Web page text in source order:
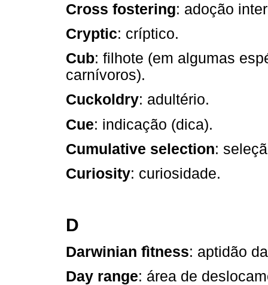
Cross fostering: adoção
Cryptic: críptico.
Cub: filhote (em algumas
carnívoros).
Cuckoldry: adultério.
Cue: indicação (dica).
Cumulative selection:
Curiosity: curiosidade.
D
Darwinian fìtness: aptidão
Day range: área de